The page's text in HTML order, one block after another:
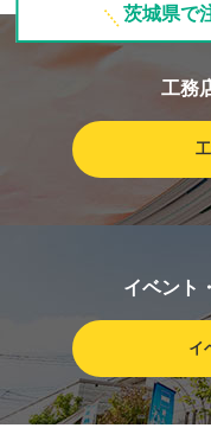
茨城県で
工務
イベント
イ